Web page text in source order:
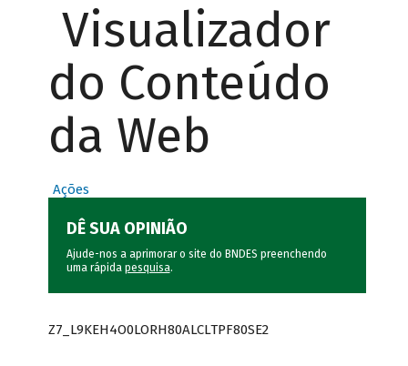
Visualizador
do Conteúdo
da Web
Ações
DÊ SUA OPINIÃO
Ajude-nos a aprimorar o site do BNDES preenchendo
uma rápida pesquisa.
Z7_L9KEH4O0LORH80ALCLTPF80SE2